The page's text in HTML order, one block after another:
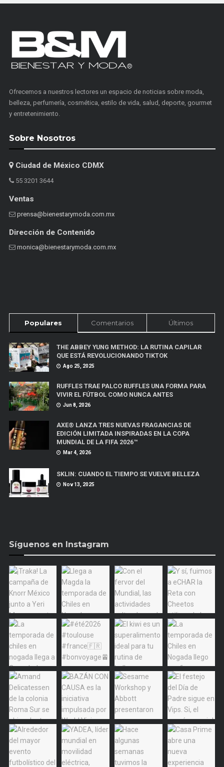
Ofrecemos a nuestros lectores un espacio de noticias sobre moda,
belleza, perfumería, cosmética, estilo de vida, salud, deporte, gourmet
y entretenimiento.
Sobre Nosotros
Ciudad de México CDMX
55 3201 3644
Ventas
prensa@bienestarymoda.com.mx
Dirección de Contenido
monica@bienestarymoda.com.mx
Populares Comentarios Últimos
THE ABBEY YUNG METHOD: LA RUTINA CAPILAR
QUE ESTÁ REVOLUCIONANDO TIKTOK
Ago 25, 2025
RUFFLES TRAE PALCO RUFFLES UNA FORMA PARA
VIVIR EL FÚTBOL COMO NUNCA ANTES
Jun 8, 2026
AXE® LANZA TRES NUEVAS FRAGANCIAS DE
EDICIÓN LIMITADA INSPIRADAS EN LA COPA
MUNDIAL DE LA FIFA 2026™
Mar 4, 2026
SKLIN: CUANDO EL TIEMPO SE VUELVE BELLEZA
Nov 13, 2025
Síguenos en Instagram